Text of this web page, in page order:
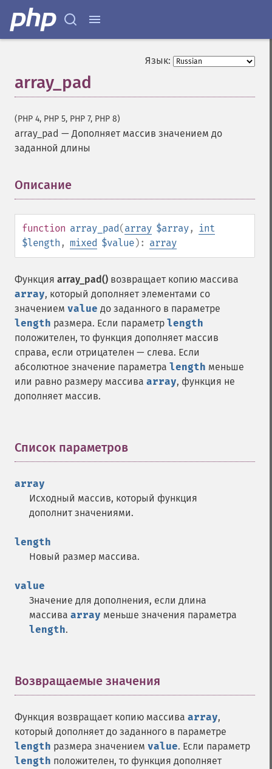
Язык:
array_pad
(PHP 4, PHP 5, PHP 7, PHP 8)
array_pad —Дополняет массив значением до
заданной длины
Описание
function array_pad(array $array,
int
$length , mixed $value): array
Функция array_pad() возвращает копию массива
array, который дополняет элементами со
значением value до заданного в параметре
length размера. Если параметр length
положителен, то функция дополняет массив
справа, если отрицателен — слева. Если
абсолютное значение параметра length меньше
или равно размеру массива array, функция не
дополняет массив.
Список параметров
array
Исходный массив, который функция
дополнит значениями.
length
Новый размер массива.
value
Значение для дополнения, если длина
массива array меньше значения параметра
length.
Возвращаемые значения
Функция возвращает копию массива array,
который дополняет до заданного в параметре
length размера значением value. Если параметр
length положителен, то функция дополняет